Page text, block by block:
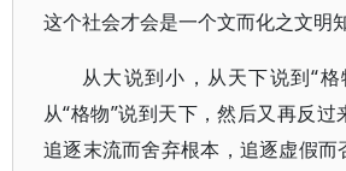
这个社会才会是一个文而化之文明
从大说到小，从天下说到“格
从“格物”说到天下，然后又再反
追逐末流而舍弃根本，追逐虚假而